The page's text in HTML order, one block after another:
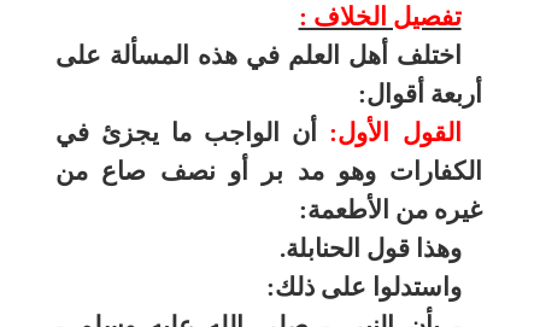
تفصيل الخلاف :
اختلف أهل العلم في هذه المسألة على
أربعة أقوال:
القول الأول: أن الواجب ما يجزئ في
الكفارات وهو مد بر أو نصف صاع من
غيره من الأطعمة:
وهذا قول الحنابلة.
واستدلوا على ذلك: